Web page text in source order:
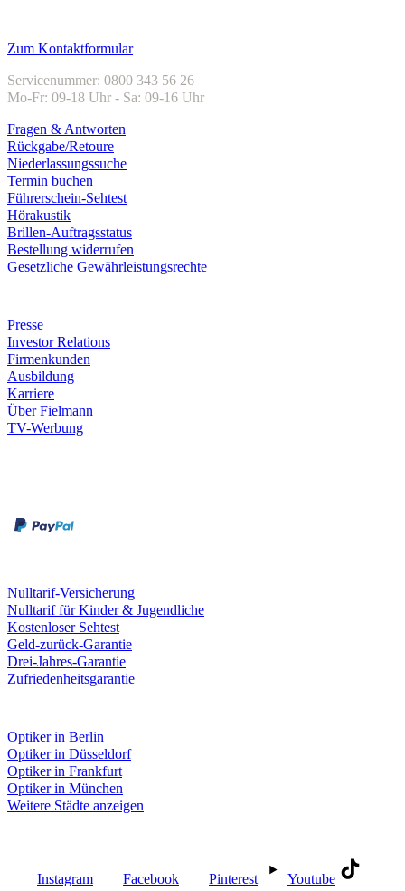
Zum Kontaktformular
Servicenummer: 0800 343 56 26
Mo-Fr: 09-18 Uhr - Sa: 09-16 Uhr
Fragen & Antworten
Rückgabe/Retoure
Niederlassungssuche
Termin buchen
Führerschein-Sehtest
Hörakustik
Brillen-Auftragsstatus
Bestellung widerrufen
Gesetzliche Gewährleistungsrechte
Presse
Investor Relations
Firmenkunden
Ausbildung
Karriere
Über Fielmann
TV-Werbung
Nulltarif-Versicherung
Nulltarif für Kinder & Jugendliche
Kostenloser Sehtest
Geld-zurück-Garantie
Drei-Jahres-Garantie
Zufriedenheitsgarantie
Optiker in Berlin
Optiker in Düsseldorf
Optiker in Frankfurt
Optiker in München
Weitere Städte anzeigen
Instagram Facebook Pinterest Youtube